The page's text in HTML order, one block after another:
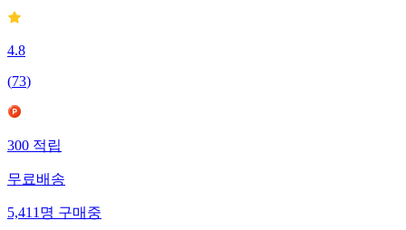
4.8
(73)
300적립
무료배송
5,411명구매중